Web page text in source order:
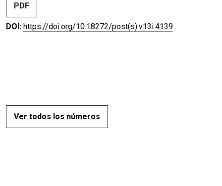
PDF
DOI: https://doi.org/10.18272/post(s).v13i.4139
Ver todos los números